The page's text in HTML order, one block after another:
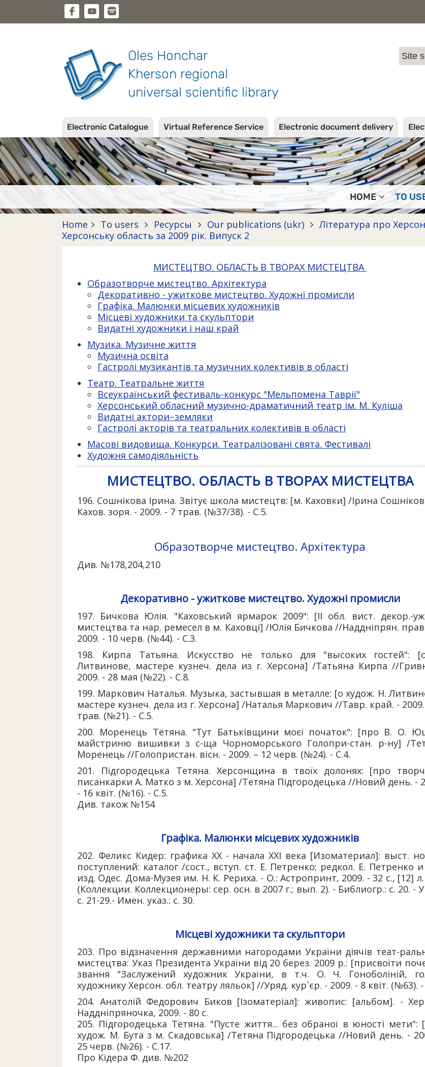
Oles Honchar
Kherson regional
universal scientific library
Electronic Catalogue Virtual Reference Service Electronic document delivery
HOME TO
Home To users Ресурсы Our publications (ukr) Література про
Херсонську область за 2009 рік. Випуск 2
МИСТЕЦТВО. ОБЛАСТЬ В ТВОРАХ МИСТЕЦТВА
Образотворче мистецтво. Архітектура
Декоративно - ужиткове мистецтво. Художні промисли
Графіка. Малюнки місцевих художників
Місцеві художники та скульптори
Видатні художники і наш край
Музика. Музичне життя
Музична освіта
Гастролі музикантів та музичних колективів в області
Театр. Театральне життя
Всеукраїнський фестиваль-конкурс "Мельпомена Таврії"
Херсонський обласний музично-драматичний театр ім. М. Куліша
Видатні актори–земляки
Гастролі акторів та театральних колективів в області
Масові видовища. Конкурси. Театралізовані свята. Фестивалі
Художня самодіяльність
МИСТЕЦТВО. ОБЛАСТЬ В ТВОРАХ МИСТЕЦТВА
196. Сошнікова Ірина. Звітує школа мистецтв: [м. Каховки] /Ірина
Кахов. зоря. - 2009. - 7 трав. (№37/38). - С.5.
Образотворче мистецтво. Архітектура
Див. №178,204,210
Декоративно - ужиткове мистецтво. Художні промисли
197. Бичкова Юлія. "Каховський ярмарок 2009": [II обл. вист. декор.-
мистецтва та нар. ремесел в м. Каховці] /Юлія Бичкова //Наддніпрян.
2009. - 10 черв. (№44). - С.3.
198. Кирпа Татьяна. Искусство не только для "высоких гостей":
Литвинове, мастере кузнеч. дела из г. Херсона] /Татьяна Кирпа //
2009. - 28 мая (№22). - С.8.
199. Маркович Наталья. Музыка, застывшая в металле: [о худож. Н.
мастере кузнеч. дела из г. Херсона] /Наталья Маркович //Тавр. край. -
трав. (№21). - С.5.
200. Моренець Тетяна. "Тут Батьківщини моєї початок": [про В. О.
майстриню вишивки з с-ща Чорноморського Голопри-стан. р-ну] /
Моренець //Голопристан. вісн. - 2009. – 12 черв. (№24). - С.4.
201. Підгородецька Тетяна. Херсонщина в твоїх долонях: [про
писанкарки А. Матко з м. Херсона] /Тетяна Підгородецька //Новий день. -
- 16 квіт. (№16). - С.5.
Див. також №154
Графіка. Малюнки місцевих художників
202. Феликс Кидер: графика ХХ - начала ХХI века [Изоматериал]: выст.
поступлений: каталог /сост., вступ. ст. Е. Петренко; редкол. Е. Петренко
изд. Одес. Дома-Музея им. Н. К. Рериха. - О.: Астропринт, 2009. - 32 с., [12]
(Коллекции. Коллекционеры: сер. осн. в 2007 г.; вып. 2). - Библиогр.: с. 20. -
с. 21-29.- Имен. указ.: с. 30.
Місцеві художники та скульптори
203. Про відзначення державними нагородами України діячів теат-
мистецтва: Указ Президента України від 20 берез. 2009 р.: [присвоїти
звання "Заслужений художник України, в т.ч. О. Ч. Гоноболіній,
художнику Херсон. обл. театру ляльок] //Уряд. кур`єр. - 2009. - 8 квіт. (№63). -
204. Анатолій Федорович Биков [Ізоматеріал]: живопис: [альбом]. -
Наддніпряночка, 2009. - 80 с.
205. Підгородецька Тетяна. "Пусте життя... без обраної в юності мети":
худож. М. Бута з м. Скадовська] /Тетяна Підгородецька //Новий день. -
25 черв. (№26). - С.17.
Про Кідера Ф. див. №202